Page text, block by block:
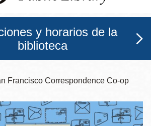
y horarios de la
biblioteca
Francisco Correspondence Co-op